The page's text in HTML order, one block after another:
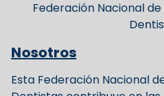
Federación Nacional
Nosotros
Esta Federación Nacional